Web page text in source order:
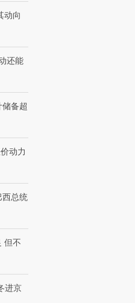
住三大增长引擎是什么？
动向
还能
备超
动力
西总统
但不
进京